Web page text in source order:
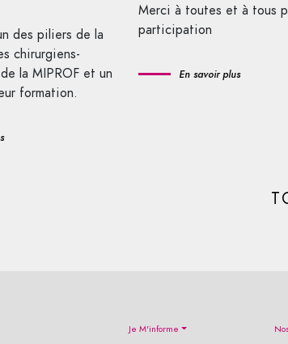
des piliers de la
chirurgiens-
la MIPROF et un
formation.
Merci à toutes et à tous
participation
En savoir plus
Je M'informe